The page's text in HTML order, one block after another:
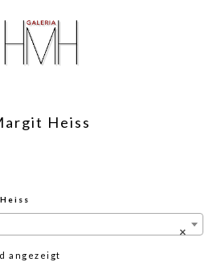
Heiss
×
angezeigt